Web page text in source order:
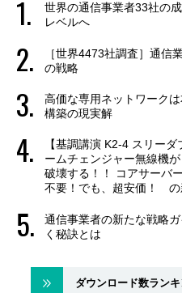
世界の通信事業者33社の
レベルへ
［世界4473社調査］通信
の戦略
高価な専用ネットワーク
構築の現実解
【基調講演 K2-4 スリー
ームチェンジャー無線機
破壊する！！ コアサーバ
不要！でも、超安価！ の
通信事業者の新たな戦略
く秘訣とは
ダウンロード数ラン